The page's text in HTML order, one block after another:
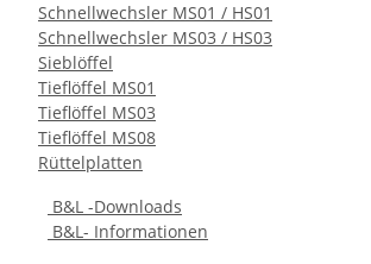
Schnellwechsler MS01 / HS01
Schnellwechsler MS03 / HS03
Sieblöffel
Tieflöffel MS01
Tieflöffel MS03
Tieflöffel MS08
Rüttelplatten
B&L -Downloads
B&L- Informationen